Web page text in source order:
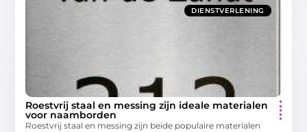
DIENSTVERLENING
Roestvrij staal en messing zijn ideale materialen
voor naamborden
Roestvrij staal en messing zijn beide populaire materialen